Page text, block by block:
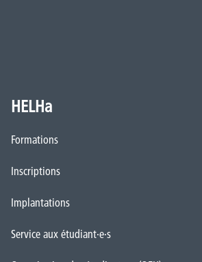
HELHa
Formations
Inscriptions
Implantations
Service aux étudiant·e·s